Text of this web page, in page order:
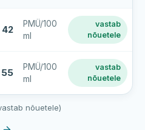
42
PMÜ/100
ml
vastab
nõuetele
55
PMÜ/100
ml
vastab
nõuetele
nõuetele)